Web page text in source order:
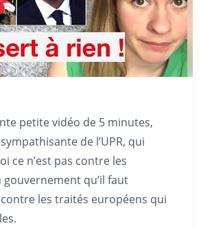
petite vidéo de 5 minutes,
de l’UPR, qui
ce n’est pas contre les
qu’il faut
les traités européens qui